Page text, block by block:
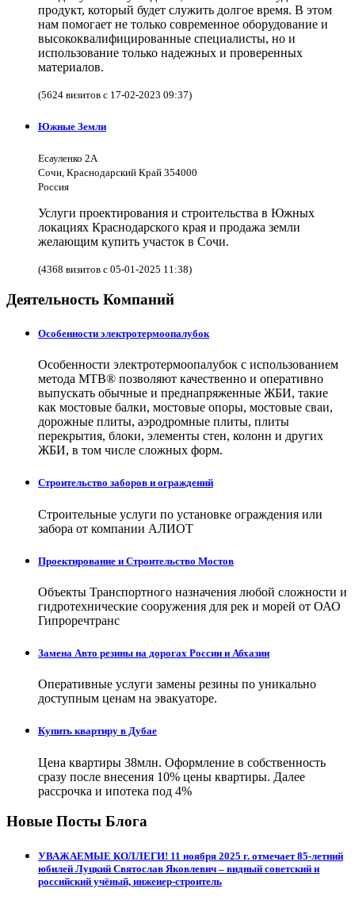
продукт, который будет служить долгое время. В этом
нам помогает не только современное оборудование и
высококвалифицированные специалисты, но и
использование только надежных и проверенных
материалов.
(5624 визитов с 17-02-2023 09:37)
Южные Земли
Есауленко 2А
Сочи, Краснодарский Край 354000
Россия
Услуги проектирования и строительства в Южных
локациях Краснодарского края и продажа земли
желающим купить участок в Сочи.
(4368 визитов с 05-01-2025 11:38)
Деятельность Компаний
Особенности электротермоопалубок
Особенности электротермоопалубок с использованием
метода МТВ® позволяют качественно и оперативно
выпускать обычные и преднапряженные ЖБИ, такие
как мостовые балки, мостовые опоры, мостовые сваи,
дорожные плиты, аэродромные плиты, плиты
перекрытия, блоки, элементы стен, колонн и других
ЖБИ, в том числе сложных форм.
Строительство заборов и ограждений
Строительные услуги по установке ограждения или
забора от компании АЛИОТ
Проектирование и Строительство Мостов
Объекты Транспортного назначения любой сложности и
гидротехнические сооружения для рек и морей от ОАО
Гипроречтранс
Замена Авто резины на дорогах России и Абхазии
Оперативные услуги замены резины по уникально
доступным ценам на эвакуаторе.
Купить квартиру в Дубае
Цена квартиры 38млн. Оформление в собственность
сразу после внесения 10% цены квартиры. Далее
рассрочка и ипотека под 4%
Новые Посты Блога
УВАЖАЕМЫЕ КОЛЛЕГИ! 11 ноября 2025 г. отмечает 85-летний
юбилей Луцкий Святослав Яковлевич – видный советский и
российский учёный, инженер-строитель